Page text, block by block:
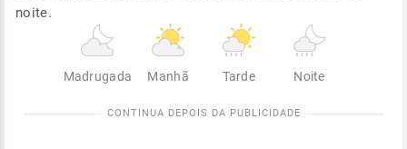
noite.
Madrugada Manhã Tarde Noite